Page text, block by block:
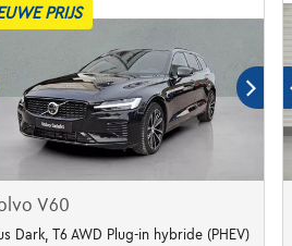
PRIJS
V60
Dark, T6 AWD Plug-in hybride (PHEV)